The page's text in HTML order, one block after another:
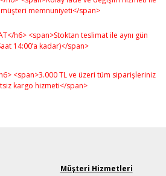
Müşteri Hizmetleri